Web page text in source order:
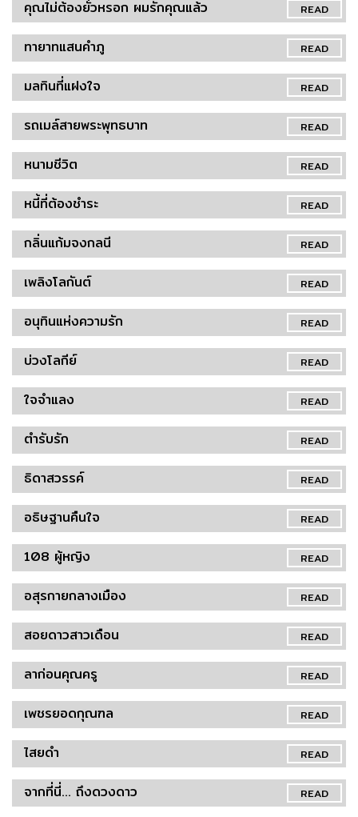
READ
คุณไม่ต้องยั่วหรอก ผมรักคุณแล้ว
READ
ทายาทแสนคำภู
READ
มลทินที่แฝงใจ
READ
รถเมล์สายพระพุทธบาท
READ
หนามชีวิต
READ
หนี้ที่ต้องชำระ
READ
กลิ่นแก้มจงกลนี
READ
เพลิงโลกันต์
READ
อนุทินแห่งความรัก
READ
บ่วงโลกีย์
READ
ใจจำแลง
READ
ตำรับรัก
READ
ธิดาสวรรค์
READ
อธิษฐานคืนใจ
READ
108 ผู้หญิง
READ
อสุรกายกลางเมือง
READ
สอยดาวสาวเดือน
READ
ลาก่อนคุณครู
READ
เพชรยอดกุณฑล
READ
ไสยดำ
READ
จากที่นี่... ถึงดวงดาว